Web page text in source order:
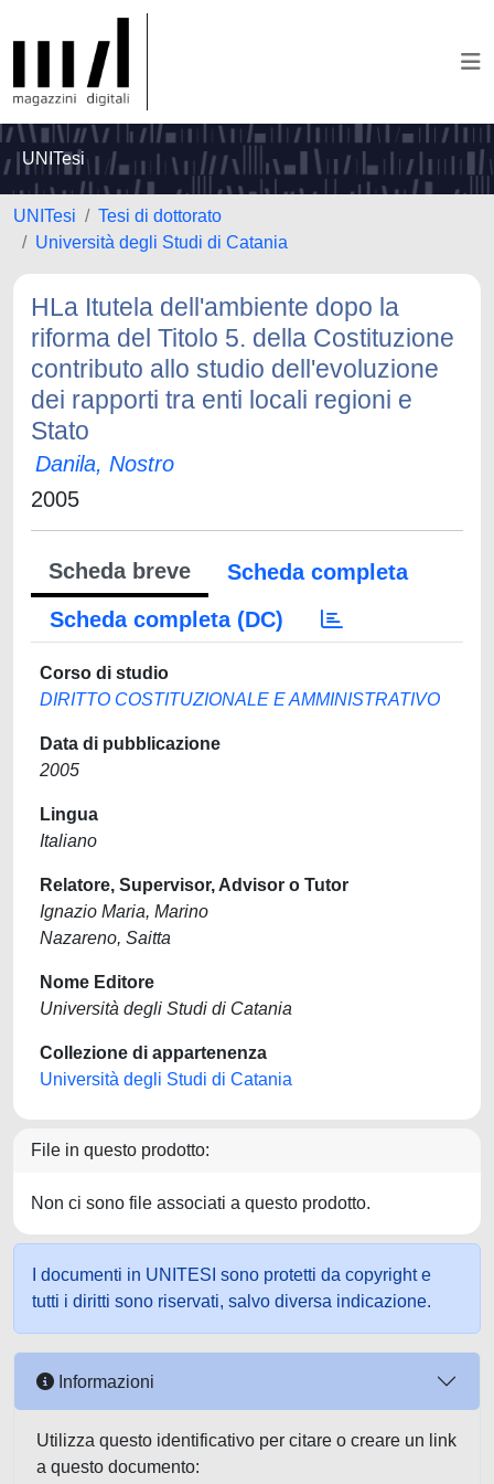
UNITesi
UNITesi
Tesi di dottorato
Università degli Studi di Catania
HLa Itutela dell'ambiente dopo la
riforma del Titolo 5. della Costituzione
contributo allo studio dell'evoluzione
dei rapporti tra enti locali regioni e
Stato
Danila, Nostro
2005
Scheda breve
Scheda completa
Scheda completa (DC)
Corso di studio
DIRITTO COSTITUZIONALE E AMMINISTRATIVO
Data di pubblicazione
2005
Lingua
Italiano
Relatore, Supervisor, Advisor o Tutor
Ignazio Maria, Marino
Nazareno, Saitta
Nome Editore
Università degli Studi di Catania
Collezione di appartenenza
Università degli Studi di Catania
File in questo prodotto:
Non ci sono file associati a questo prodotto.
I documenti in UNITESI sono protetti da copyright e
tutti i diritti sono riservati, salvo diversa indicazione.
Informazioni
Utilizza questo identificativo per citare o creare un link
a questo documento: